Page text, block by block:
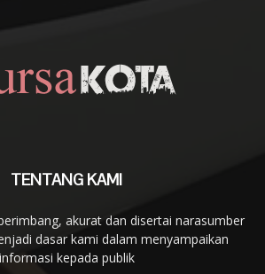
TENTANG KAMI
akurat dan disertai narasumber
dasar kami dalam menyampaikan
informasi kepada publik